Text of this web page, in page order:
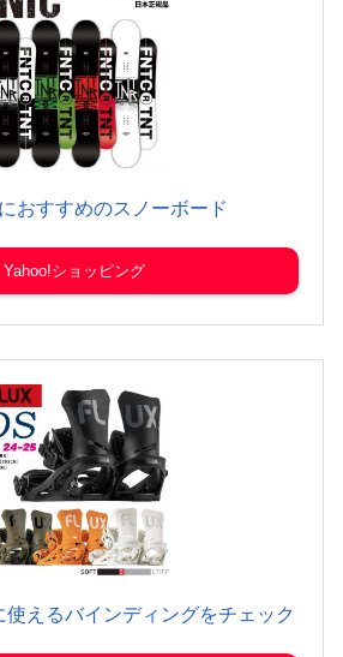
おすすめのスノーボード
Yahoo!ショッピング
使えるバインディングをチェック